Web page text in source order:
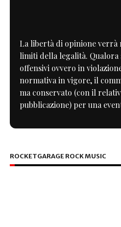
La libertà di opinione verrà
limiti della legalità. Qualora
offensivi ovvero in
normativa in vigore, il
ma conservato (con il
pubblicazione) per una
ROCKETGARAGE ROCK MUSIC